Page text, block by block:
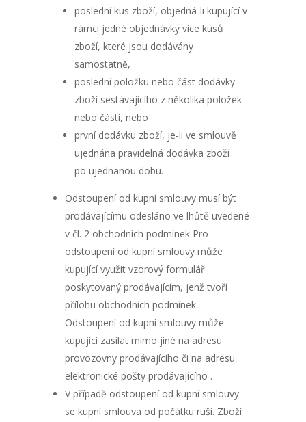
poslední kus zboží, objedná-li kupující v
rámci jedné objednávky více kusů
zboží, které jsou dodávány
samostatně,
poslední položku nebo část dodávky
zboží sestávajícího z několika položek
nebo částí, nebo
první dodávku zboží, je-li ve smlouvě
ujednána pravidelná dodávka zboží
po ujednanou dobu.
Odstoupení od kupní smlouvy musí být
prodávajícímu odesláno ve lhůtě uvedené
v čl. 2 obchodních podmínek Pro
odstoupení od kupní smlouvy může
kupující využit vzorový formulář
poskytovaný prodávajícím, jenž tvoří
přílohu obchodních podmínek.
Odstoupení od kupní smlouvy může
kupující zasílat mimo jiné na adresu
provozovny prodávajícího či na adresu
elektronické pošty prodávajícího .
V případě odstoupení od kupní smlouvy
se kupní smlouva od počátku ruší. Zboží